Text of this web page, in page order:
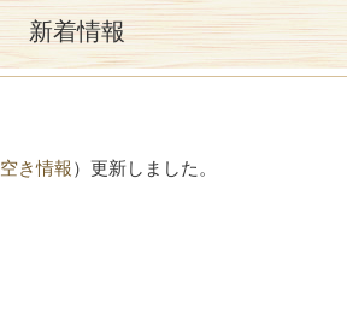
新着情報
空き情報）更新しました。